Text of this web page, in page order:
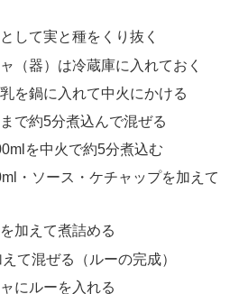
して実と種をくり抜く
（器）は冷蔵庫に入れておく
を鍋に入れて中火にかける
で約5分煮込んで混ぜる
を中火で約5分煮込む
・ソース・ケチャップを加えて
加えて煮詰める
て混ぜる（ルーの完成）
にルーを入れる